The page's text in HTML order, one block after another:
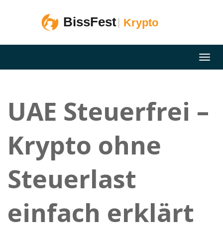
UAE Steuerfrei –
Krypto ohne
Steuerlast
einfach erklärt